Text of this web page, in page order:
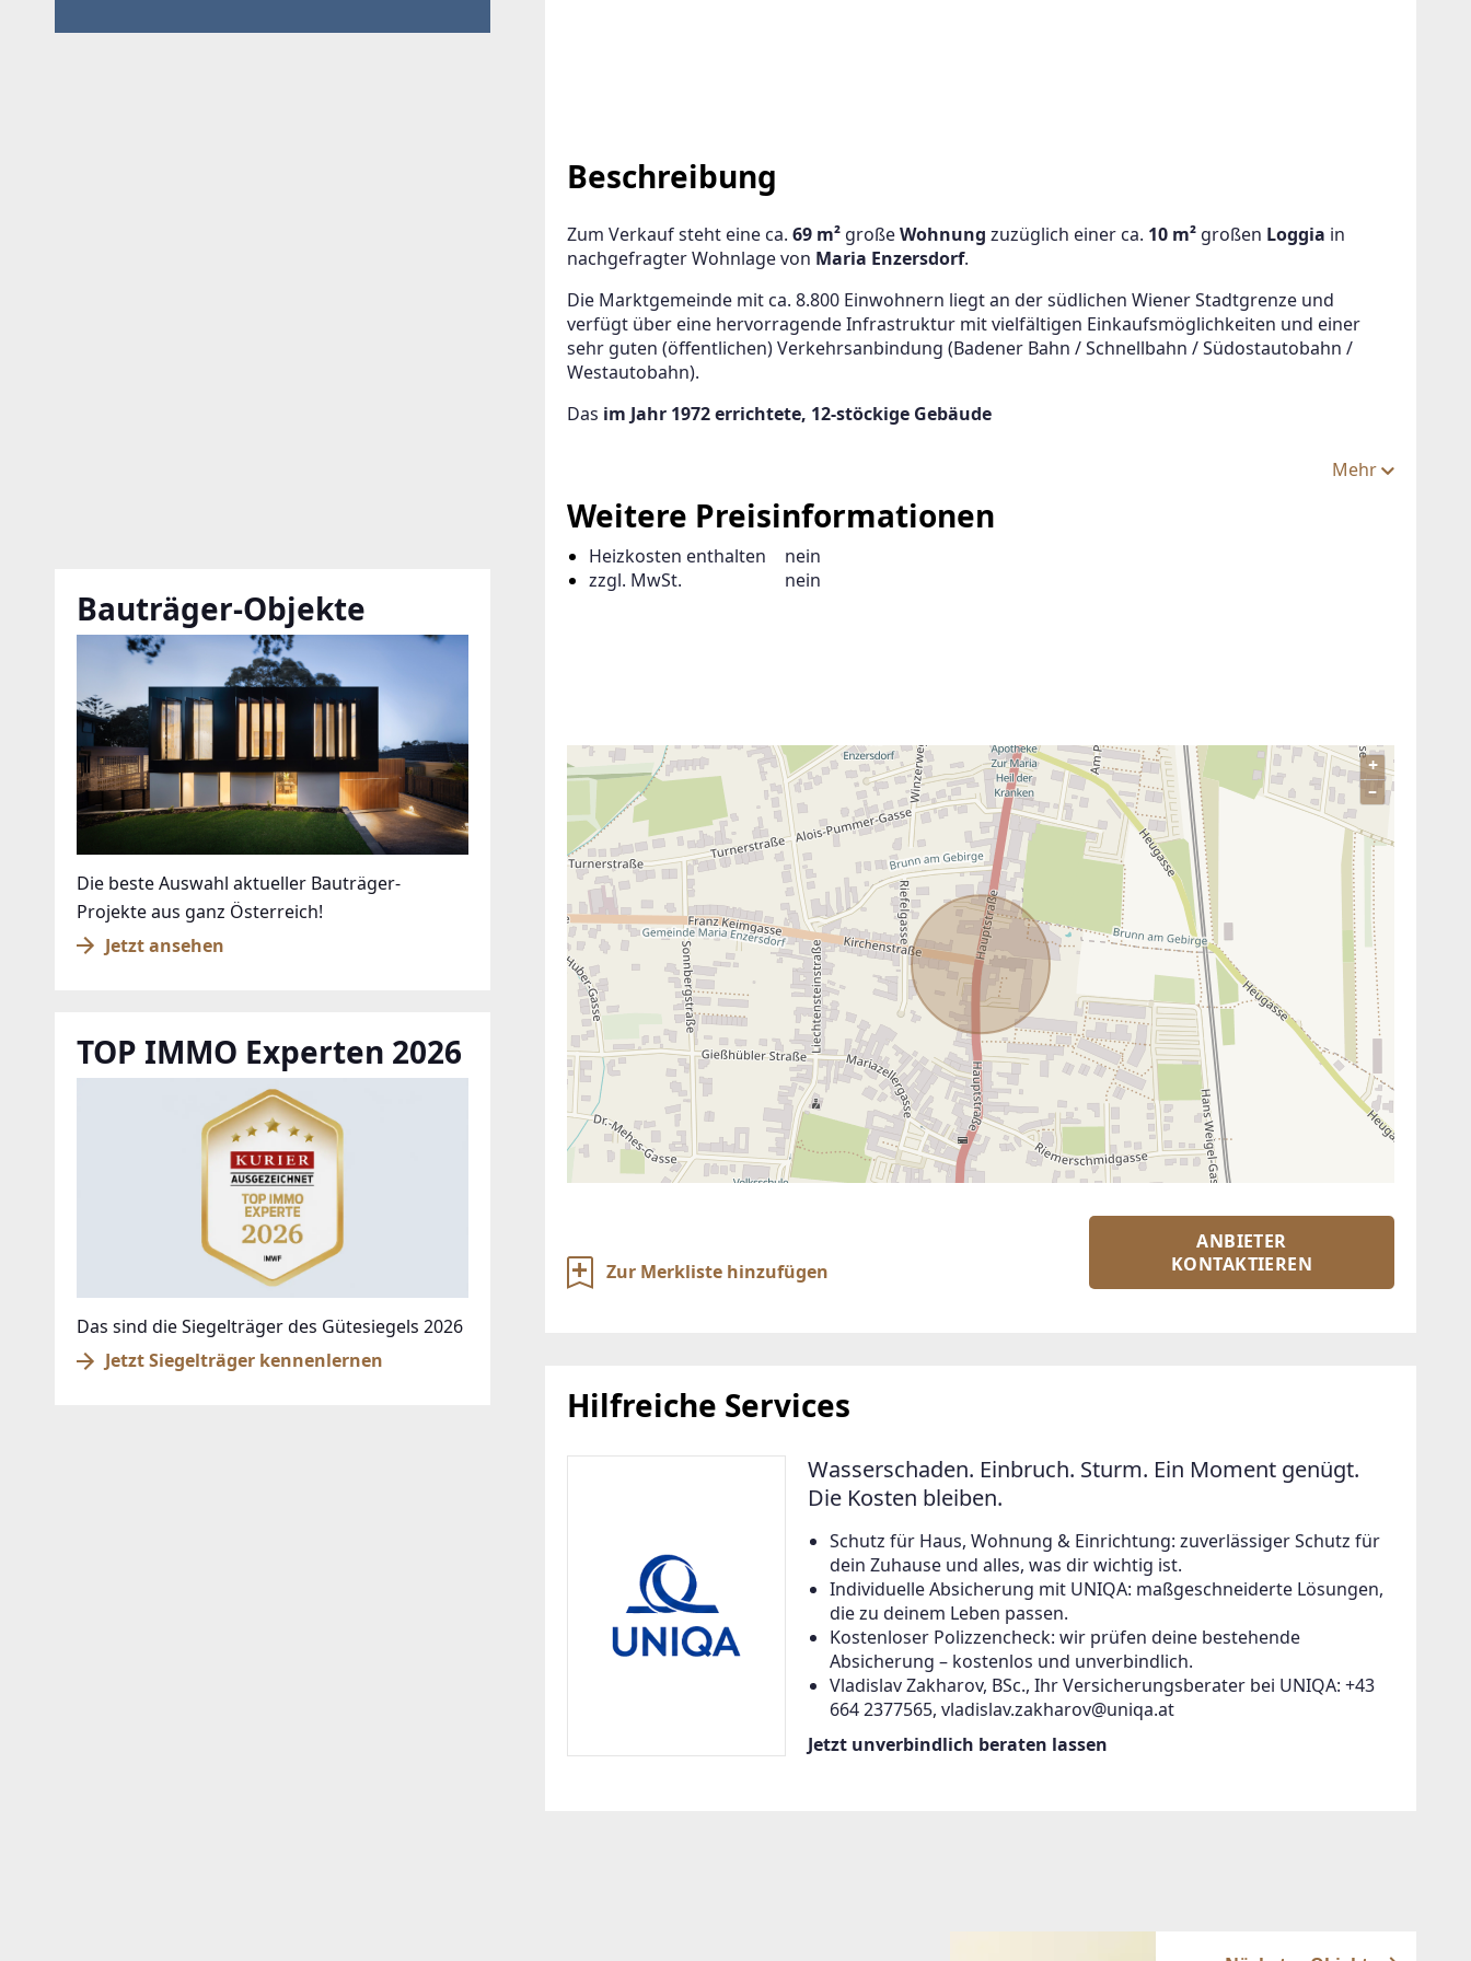
Beschreibung
Zum Verkauf steht eine ca. 69 m² große Wohnung zuzüglich einer ca. 10 m² großen Loggia in
nachgefragter Wohnlage von Maria Enzersdorf.
Die Marktgemeinde mit ca. 8.800 Einwohnern liegt an der südlichen Wiener Stadtgrenze und
verfügt über eine hervorragende Infrastruktur mit vielfältigen Einkaufsmöglichkeiten und einer
sehr guten (öffentlichen) Verkehrsanbindung (Badener Bahn / Schnellbahn / Südostautobahn /
Westautobahn).
Das im Jahr 1972 errichtete, 12-stöckige Gebäude
Mehr
Weitere Preisinformationen
Heizkosten enthalten
nein
zzgl. MwSt.
nein
+
–
ANBIETER KONTAKTIEREN
Zur Merkliste hinzufügen
ANBIETER
KONTAKTIEREN
Hilfreiche Services
Wasserschaden. Einbruch. Sturm. Ein Moment genügt.
Die Kosten bleiben.
Schutz für Haus, Wohnung & Einrichtung: zuverlässiger Schutz für
dein Zuhause und alles, was dir wichtig ist.
Individuelle Absicherung mit UNIQA: maßgeschneiderte Lösungen,
die zu deinem Leben passen.
Kostenloser Polizzencheck: wir prüfen deine bestehende
Absicherung – kostenlos und unverbindlich.
Vladislav Zakharov, BSc., Ihr Versicherungsberater bei UNIQA: +43
664 2377565, vladislav.zakharov@uniqa.at
Jetzt unverbindlich beraten lassen
Bauträger-Objekte
Die beste Auswahl aktueller Bauträger-
Projekte aus ganz Österreich!
Jetzt ansehen
TOP IMMO Experten 2026
Das sind die Siegelträger des Gütesiegels 2026
Jetzt Siegelträger kennenlernen
SUCHAGENT ANLEGEN FÜR DIE AKTUELLEN
Bitte um Ihre E-Mail-Adresse und wir informieren Sie, sobald wir ein oder